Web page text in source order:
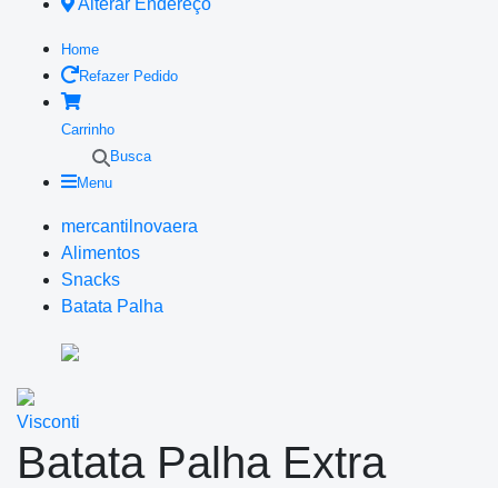
Alterar Endereço
Home
Refazer Pedido
Carrinho
Busca
Menu
mercantilnovaera
Alimentos
Snacks
Batata Palha
Visconti
Batata Palha Extra